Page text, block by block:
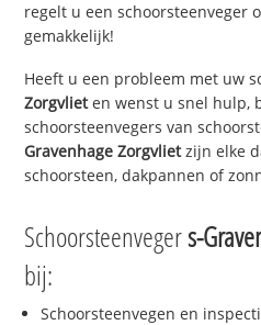
regelt u een schoorsteenveger
gemakkelijk!
Heeft u een probleem met uw
Zorgvlieten wenst u snel hulp,
schoorsteenvegers van
Gravenhage Zorgvlietzijn elke
schoorsteen, dakpannen of
Schoorsteenvegers-
bij:
Schoorsteenvegen en